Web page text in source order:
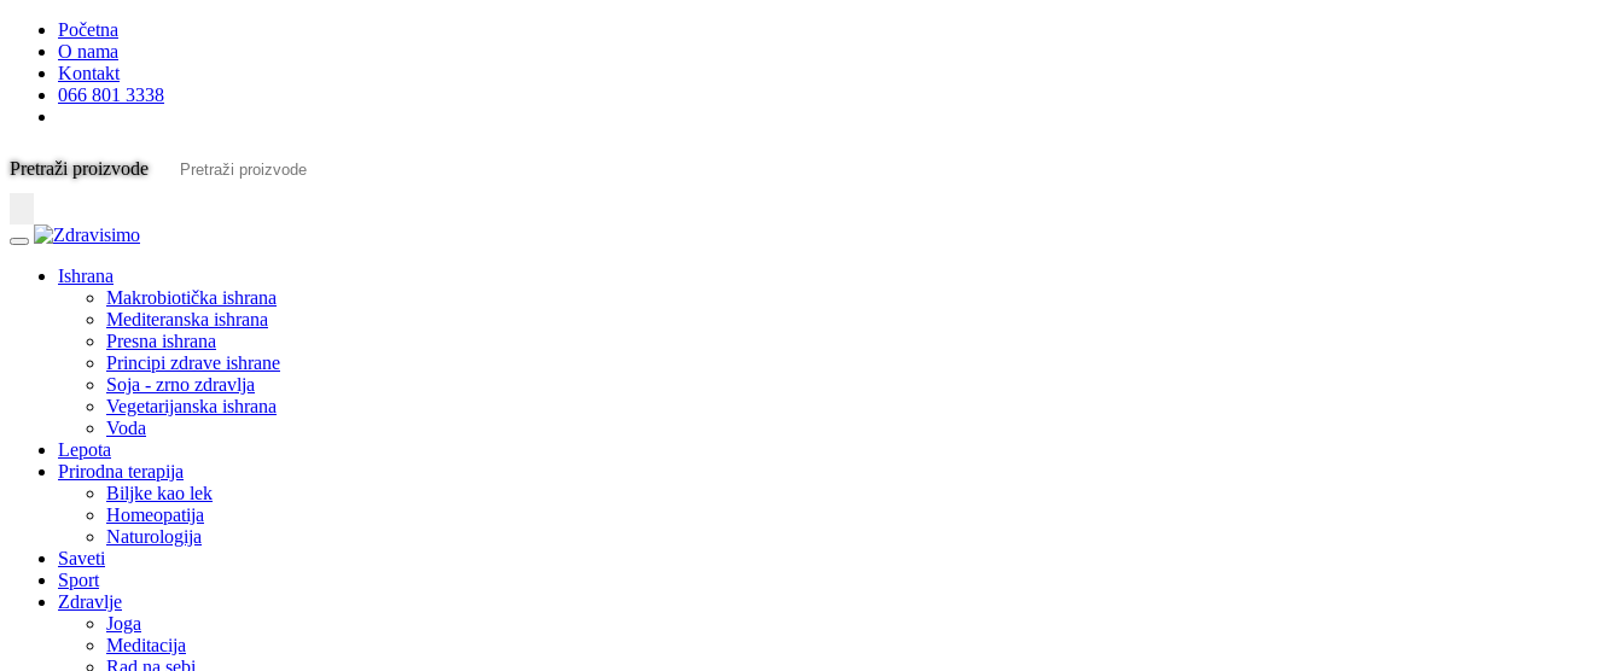
Početna
O nama
Kontakt
066 801 3338
Pretraži proizvode
Ishrana
Makrobiotička ishrana
Mediteranska ishrana
Presna ishrana
Principi zdrave ishrane
Soja - zrno zdravlja
Vegetarijanska ishrana
Voda
Lepota
Prirodna terapija
Biljke kao lek
Homeopatija
Naturologija
Saveti
Sport
Zdravlje
Joga
Meditacija
Rad na sebi